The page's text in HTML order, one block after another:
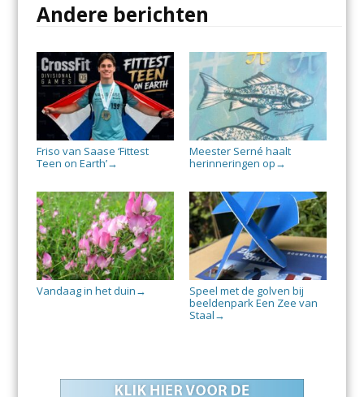
Andere berichten
Friso van Saase ‘Fittest
Teen on Earth’→
Meester Serné haalt
herinneringen op →
Vandaag in het duin →
Speel met de golven bij
beeldenpark Een Zee van
Staal →